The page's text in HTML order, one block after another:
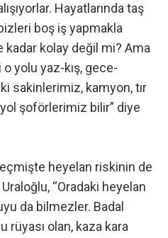
Hayatlarında taş
boş iş yapmakla
kadar kolay değil mi? Ama
o yolu yaz-kış, gece-
sakinlerimiz, kamyon, tır
şoförlerimiz bilir” diye
heyelan riskinin de
“Oradaki heyelan
da bilmezler. Badal
rüyası olan, kaza kara